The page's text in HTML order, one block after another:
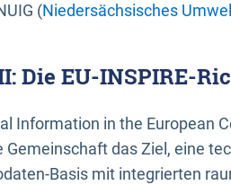
(Niedersächsisches
Die EU-INSPIRE-
Information in the European
das Ziel, eine
Basis mit integrierten